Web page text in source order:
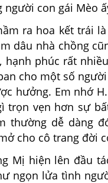
con gái Mèo
ra hoa kết trái là
dâu nhà chồng
hạnh phúc rất
cho một số
hưởng. Em nhớ
trọn vẹn hơn sự
thường dễ dàng
cho cô trang đời
hiện lên đầu tác
ngọn lửa tình